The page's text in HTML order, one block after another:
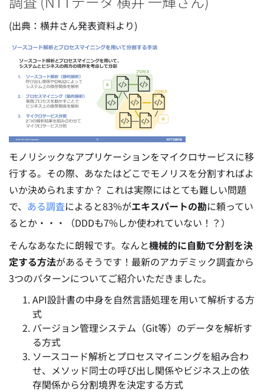
(出典：横井さん発表資料より)
モノリシックなアプリケーションをマイクロサービスに移
行する。その際、あなたはどこでモノリスを分割すればよ
いか決められますか？ これは実際にはとても難しい問題
で、 ある調査によると83%がエキスパートの勘に頼ってい
るとか・・・（DDDも7%しか使われていない！？）
そんなあなたに朗報です。なんと機械的に自動で分割を決
定する方法があるそうです！最新のアカデミック調査から
3つのパターンについてご紹介いただきました。
API設計書の中身を自然言語処理を用いて解析する方
式
バージョン管理システム（Git等）のデータを解析す
る方式
ソースコード解析とプロセスマイニングを組み合わ
せ、メソッド同士の呼び出し関係やビジネス上の依
存関係から分割境界を決定する方式